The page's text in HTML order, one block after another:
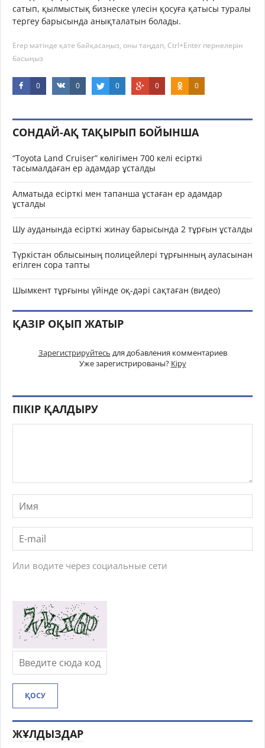
сатып, қылмыстық бизнеске үлесін қосуға қатысы туралы
тергеу барысында анықталатын болады.
Егер мәтінде қате байқасаңыз, оны таңдап, Ctrl+Enter пернелерін
басыңыз
0 0 0 0 0
СОНДАЙ-АҚ ТАҚЫРЫП БОЙЫНША
“Toyota Land Cruiser” көлігімен 700 келі есірткі
тасымалдаған ер адамдар ұсталды
Алматыда есірткі мен тапанша ұстаған ер адамдар
ұсталды
Шу ауданында есірткі жинау барысында 2 тұрғын ұсталды
Түркістан облысының полицейлері тұрғынның ауласынан
егілген сора тапты
Шымкент тұрғыны үйінде оқ-дәрі сақтаған (видео)
ҚАЗІР ОҚЫП ЖАТЫР
Зарегистрируйтесь для добавления комментариев
Уже зарегистрированы? Кіру
ПІКІР ҚАЛДЫРУ
Или водите через социальные сети
ҚОСУ
ЖҰЛДЫЗДАР